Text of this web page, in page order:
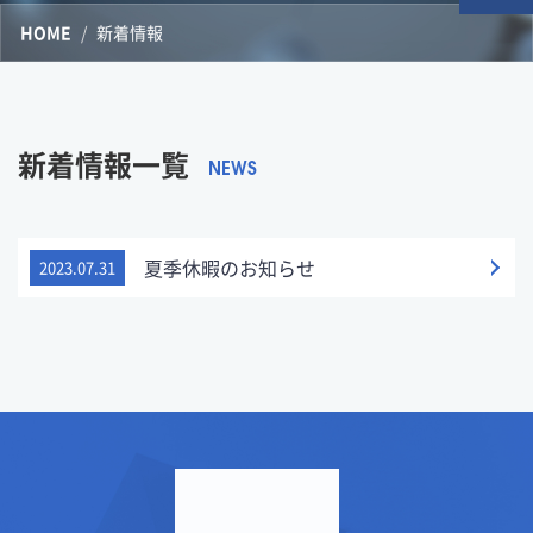
HOME 新着情報
新着情報一覧 NEWS
2023.07.31 夏季休暇のお知らせ